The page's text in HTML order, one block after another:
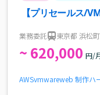
【プリセールス/
業務委託 東京都 浜松
~ 620,000 円/
AWSvmwareweb 制作ハ